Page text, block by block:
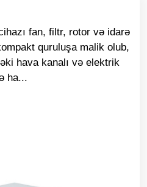
fan, filtr, rotor və idarə
quruluşa malik olub,
hava kanalı və elektrik
ha...